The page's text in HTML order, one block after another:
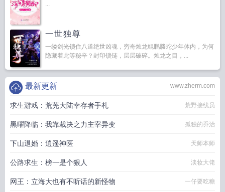
...
一世独尊
一缕剑光锁住八道绝世凶魂，穷奇烛龙鲲鹏螣蛇少年体内，为何
隐藏着此等秘辛？封印锁链，层层破碎。烛龙之目，...
www.zherm.com
最新更新
求生游戏：荒芜大陆幸存者手札 荒野接线员
黑曜降临：我靠裁决之力主宰异变 孤独的乔治
下山退婚：逍遥神医 天师本师
公路求生：榜一是个狠人 淡妆大佬
网王：立海大也有不听话的新怪物 一仔要吃糖